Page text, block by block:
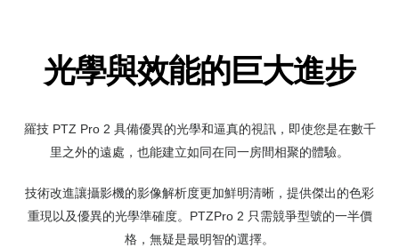
光學與效能的巨大進步
羅技PTZ Pro 2 具備優異的光學和逼真的視訊，即使您是在數千
里之外的遠處，也能建立如同在同一房間相聚的體驗。
技術改進讓攝影機的影像解析度更加鮮明清晰，提供傑出的色彩
重現以及優異的光學準確度。 PTZPro 2 只需競爭型號的一半價
格，無疑是最明智的選擇。